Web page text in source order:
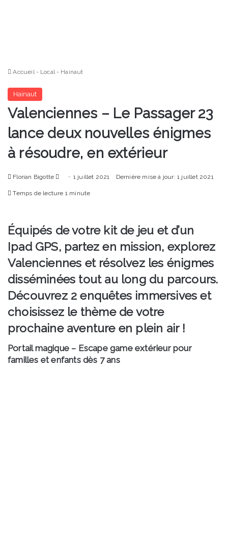
Accueil - Local - Hainaut
Hainaut
Valenciennes – Le Passager 23
lance deux nouvelles énigmes
à résoudre, en extérieur
Florian Bigotte
Envoyer1 juillet 2021 Dernière mise à jour: 1 juillet 2021
Temps de lecture 1 minute
Équipés de votre kit de jeu et d’un
Ipad GPS, partez en mission, explorez
Valenciennes et résolvez les énigmes
disséminées tout au long du parcours.
Découvrez 2 enquêtes immersives et
choisissez le thème de votre
prochaine aventure en plein air !
Portail magique – Escape game extérieur pour
familles et enfants dès 7 ans